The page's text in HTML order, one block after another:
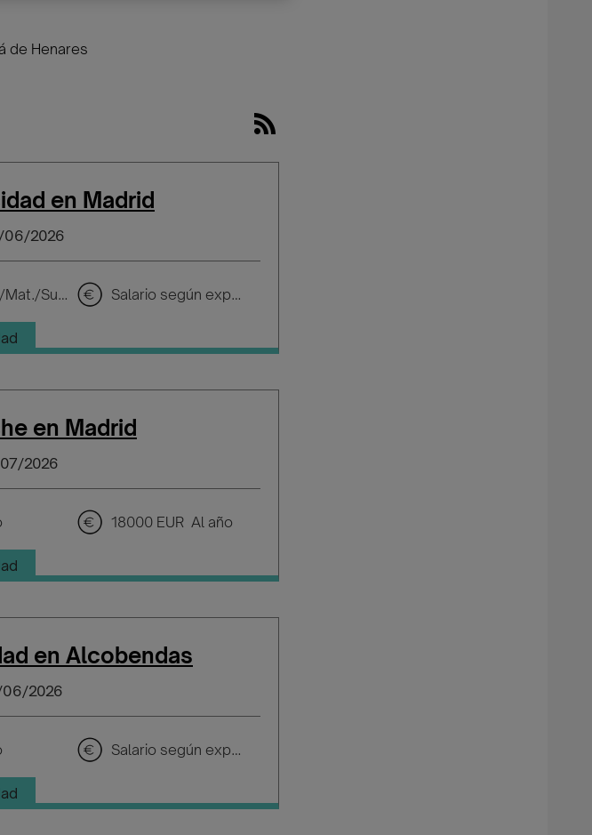
de Henares
en Madrid
06/2026
Temporal/Mat./Sustitución/... Salario según experiencia
en Madrid
2026
18000 EUR Al año
en Alcobendas
06/2026
Salario según experiencia